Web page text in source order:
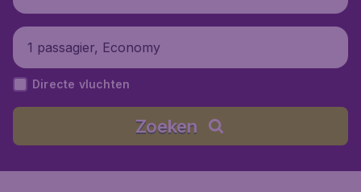
1 passagier, Economy
Directe vluchten
Zoeken